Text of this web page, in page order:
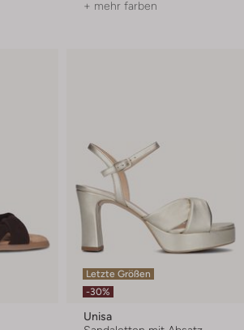
+ mehr farben
Letzte Größen
-30%
Unisa